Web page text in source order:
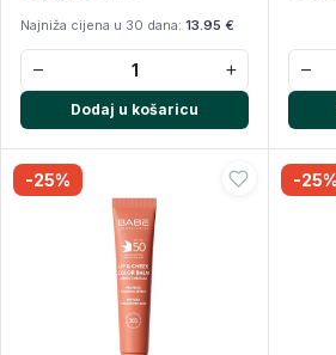
Najniža cijena u 30 dana: 13.95 €
− +
Dodaj u košaricu
−
-25% -25%